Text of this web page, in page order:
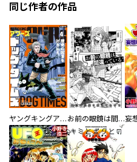
同じ作者の作品
ヤングキングアワーズ お前の眼鏡は間違っている！＜単話版＞